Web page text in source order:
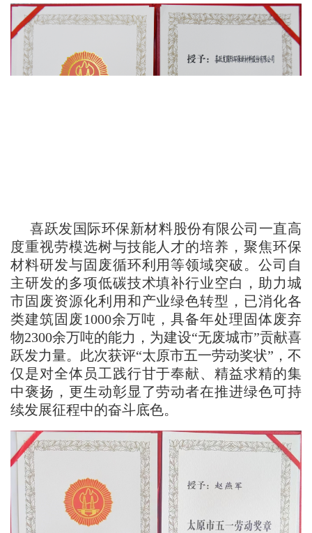
喜跃发国际环保新材料股份有限公司一直高
度重视劳模选树与技能人才的培养，聚焦环保
材料研发与固废循环利用等领域突破。公司自
主研发的多项低碳技术填补行业空白，助力城
市固废资源化利用和产业绿色转型，已消化各
类建筑固废1000余万吨，具备年处理固体废弃
物2300余万吨的能力，为建设“无废城市”贡献喜
跃发力量。此次获评“太原市五一劳动奖状”，不
仅是对全体员工践行甘于奉献、精益求精的集
中褒扬，更生动彰显了劳动者在推进绿色可持
续发展征程中的奋斗底色。